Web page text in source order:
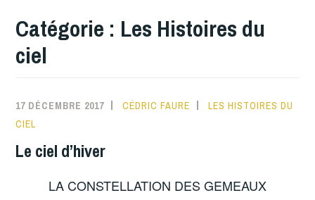
Catégorie : Les Histoires du
ciel
17 DÉCEMBRE 2017 CÉDRIC FAURE
LES HISTOIRES DU
CIEL
Le ciel d’hiver
LA CONSTELLATION DES GEMEAUX